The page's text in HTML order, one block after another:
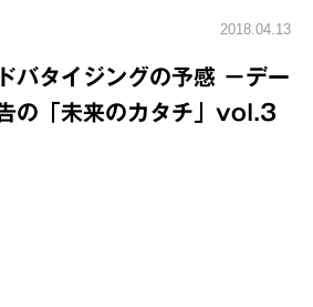
2018.04.13
バタイジングの予感 －デー
の「未来のカタチ」vol.3